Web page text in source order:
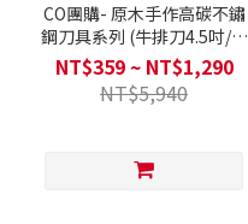
CO團購- 原木手作高碳不鏽
鋼刀具系列 (牛排刀4.5吋/萬
用刀5吋/菜刀6.5吋/主廚刀8
吋/原木質感手作刀座)
NT$359 ~ NT$1,290
NT$5,940